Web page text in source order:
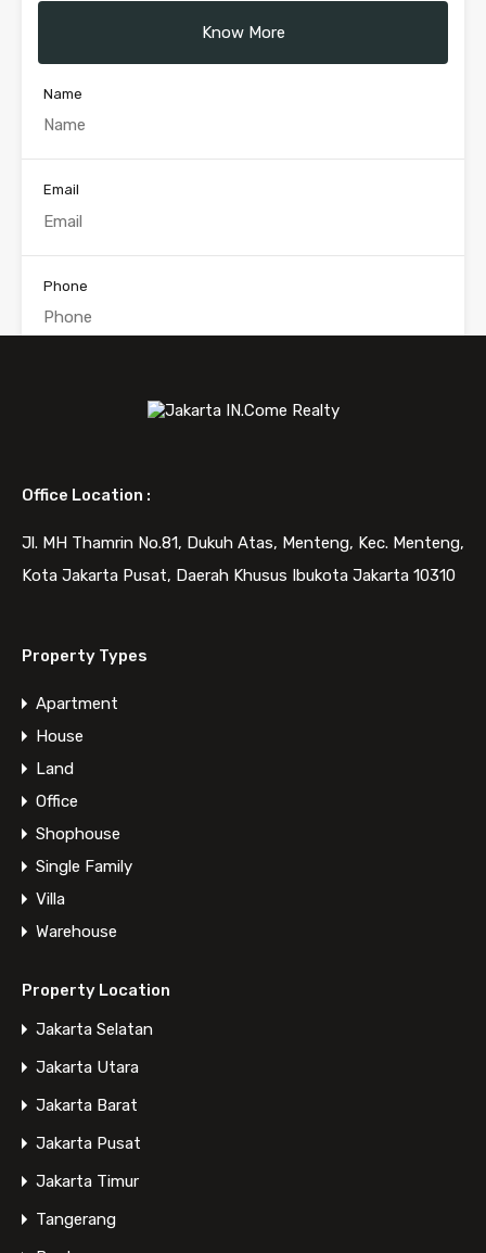
Know More
Name
Email
Phone
Pengusaha Focus Bisnis aja, Kami
bantu EKSPANSINYA!
Featured Properties
Property Types
Apartment
House
Office Location :
Jl. MH Thamrin No.81, Dukuh Atas, Menteng, Kec. Menteng,
Kota Jakarta Pusat, Daerah Khusus Ibukota Jakarta 10310
Property Types
Apartment
House
Land
Office
Shophouse
Single Family
Villa
Warehouse
Property Location
Jakarta Selatan
Jakarta Utara
Jakarta Barat
Jakarta Pusat
Jakarta Timur
Tangerang